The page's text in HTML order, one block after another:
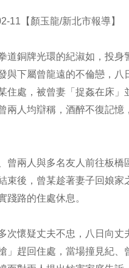
11【顏玉龍/新北市報導】
道銅牌光環的紀淑如，投身
與下屬曾龍遠的不倫戀，八
住處，被曾妻「捉姦在床」
兩人均辯稱，酒醉不復記憶
曾兩人與多名友人前往板橋
束後，曾某趁著妻子回娘家
踐路的住處休息。
次懷疑丈夫不忠，八日向丈
」趕回住處，當場撞見紀、